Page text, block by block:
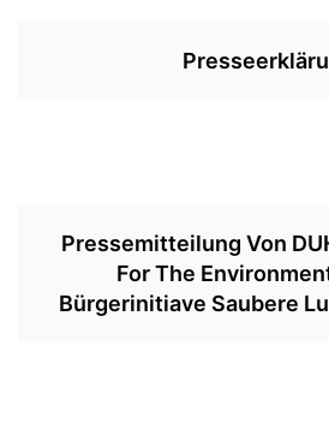
Pressemitteilung Von
For The
Bürgerinitiave Saubere